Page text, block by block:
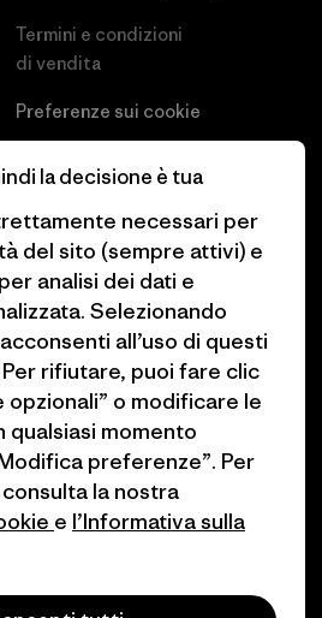
Termini e condizioni
di vendita
Preferenze sui cookie
Industry program
Programma di affiliazione
Patagonia Svizzera Mappa del
sito
Reserved.
la decisione è tua
necessari per
del sito (sempre attivi) e
analisi dei dati e
Selezionando
all’uso di questi
rifiutare, puoi fare clic
opzionali” o modificare le
momento
preferenze”. Per
la nostra
e l’Informativa sulla